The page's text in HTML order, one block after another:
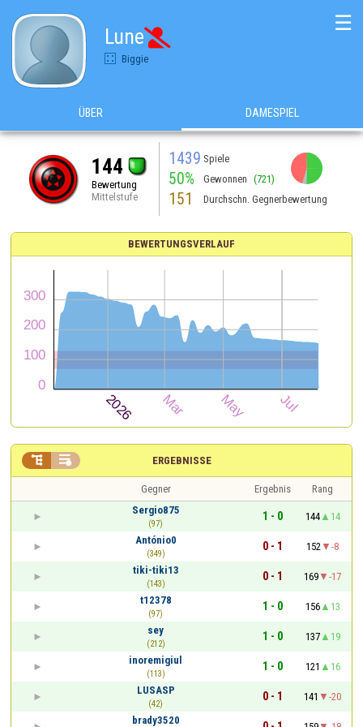
Lune
Biggie
☰
ÜBER DAMESPIEL
144
Bewertung
Mittelstufe
1439 Spiele
50% Gewonnen (721)
151 Durchschn. Gegnerbewertung
BEWERTUNGSVERLAUF
ERGEBNISSE
 
Gegner Ergebnis
Rang
Sergio875
(97)
1 - 0 144
14
António0
(349)
0 - 1 152
-8
tiki-tiki13
(143)
0 - 1 169
-17
t12378
(97)
1 - 0 156
13
sey
(212)
1 - 0 137
19
inoremigiul
(113)
1 - 0 121
16
LUSASP
(42)
0 - 1 141
-20
brady3520